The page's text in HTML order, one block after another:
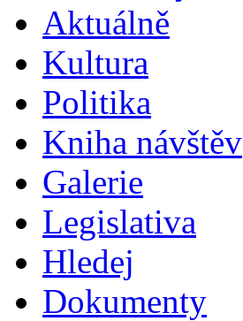
Aktuálně
Kultura
Politika
Kniha návštěv
Galerie
Legislativa
Hledej
Dokumenty